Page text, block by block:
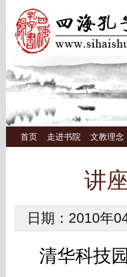
首页 走进书院 文教理念
讲
日期：2010年
清华科技